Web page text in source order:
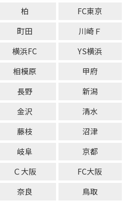
柏
FC東京
町田
川崎Ｆ
横浜FC
YS横浜
相模原
甲府
長野
新潟
金沢
清水
藤枝
沼津
岐阜
京都
Ｃ大阪
FC大阪
奈良
鳥取